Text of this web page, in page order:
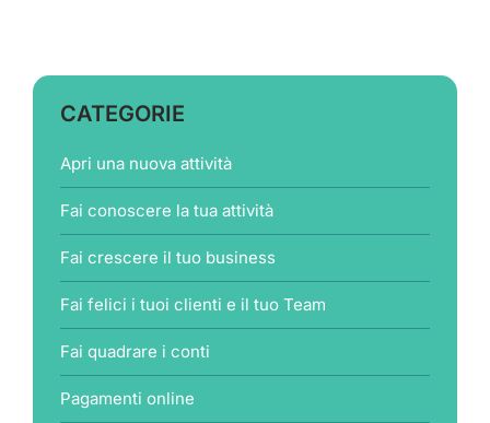
CATEGORIE
Apri una nuova attività
Fai conoscere la tua attività
Fai crescere il tuo business
Fai felici i tuoi clienti e il tuo Team
Fai quadrare i conti
Pagamenti online